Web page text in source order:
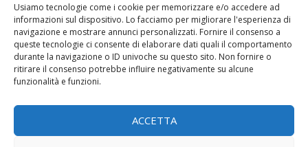
Usiamo tecnologie come i cookie per memorizzare e/o accedere ad
informazioni sul dispositivo. Lo facciamo per migliorare l'esperienza di
navigazione e mostrare annunci personalizzati. Fornire il consenso a
queste tecnologie ci consente di elaborare dati quali il comportamento
durante la navigazione o ID univoche su questo sito. Non fornire o
ritirare il consenso potrebbe influire negativamente su alcune
funzionalità e funzioni.
ACCETTA
Home page